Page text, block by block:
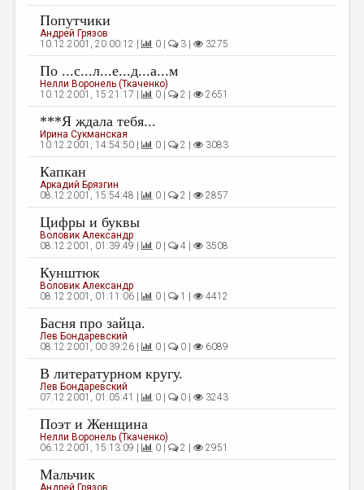
Попутчики
Андрей Грязов
10.12.2001, 20:00:12 |
0 | 3 | 3275
По ...с...л...е...д...а...м
Нелли Воронель (Ткаченко)
10.12.2001, 15:21:17 |
0 | 2 | 2651
***Я ждала тебя...
Ирина Сукманская
10.12.2001, 14:54:50 |
0 | 2 | 3083
Капкан
Аркадий Брязгин
08.12.2001, 15:54:48 |
0 | 2 | 2857
Цифры и буквы
Воловик Александр
08.12.2001, 01:39:49 |
0 | 4 | 3508
Кунштюк
Воловик Александр
08.12.2001, 01:11:06 |
0 | 1 | 4412
Басня про зайца.
Лев Бондаревский
08.12.2001, 00:39:26 |
0 | 0 | 6089
В литературном кругу.
Лев Бондаревский
07.12.2001, 01:05:41 |
0 | 0 | 3243
Поэт и Женщина
Нелли Воронель (Ткаченко)
06.12.2001, 15:13:09 |
0 | 2 | 2951
Мальчик
Андрей Грязов